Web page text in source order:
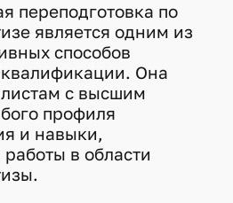
переподготовка по
является одним из
способов
Она
с высшим
профиля
и навыки,
в области